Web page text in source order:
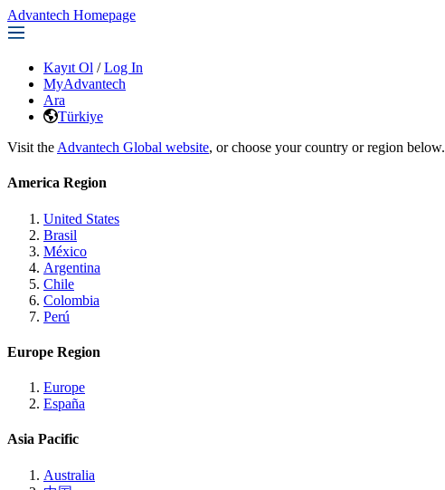
Advantech Homepage
Kayıt Ol / Log In
MyAdvantech
Ara
Türkiye
Visit the Advantech Global website, or choose your country or region below.
America Region
United States
Brasil
México
Argentina
Chile
Colombia
Perú
Europe Region
Europe
España
Asia Pacific
Australia